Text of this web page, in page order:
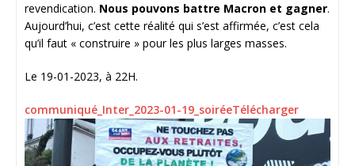
revendication. Nous pouvons battre Macron et gagner.
Aujourd’hui, c’est cette réalité qui s’est affirmée, c’est cela
qu’il faut « construire » pour les plus larges masses.
Le 19-01-2023, à 22H.
communiqué_Inter_2023-01-19_ soiréeTélécharger